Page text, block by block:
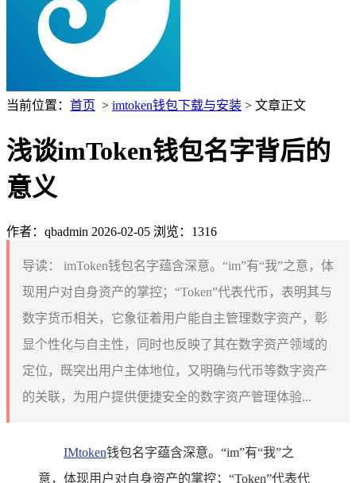
当前位置： 首页 > imtoken钱包下载与安装 > 文章正文
浅谈imToken钱包名字背后的
意义
作者：qbadmin 2026-02-05 浏览：1316
导读：
imToken钱包名字蕴含深意。“im”有“我”之意，体
现用户对自身资产的掌控；“Token”代表代币，表明其与
数字货币相关，它象征着用户能自主管理数字资产，彰
显个性化与自主性，同时也反映了其在数字资产领域的
定位，既突出用户主体地位，又明确与代币等数字资产
的关联，为用户提供便捷安全的数字资产管理体验...
IMtoken钱包名字蕴含深意。“im”有“我”之
意，体现用户对自身资产的掌控；“Token”代表代